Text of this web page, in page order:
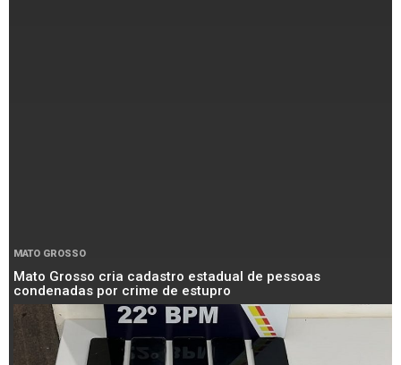
MATO GROSSO
Mato Grosso cria cadastro estadual de pessoas
condenadas por crime de estupro